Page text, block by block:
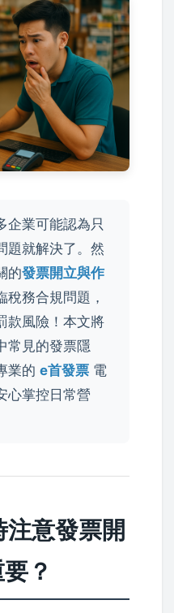
企業可能認為只
題就解決了。然
的發票開立與作
稅務合規問題，
款風險！本文將
常見的發票隱
業的 e首發票 電
心掌控日常營
意發票開
？